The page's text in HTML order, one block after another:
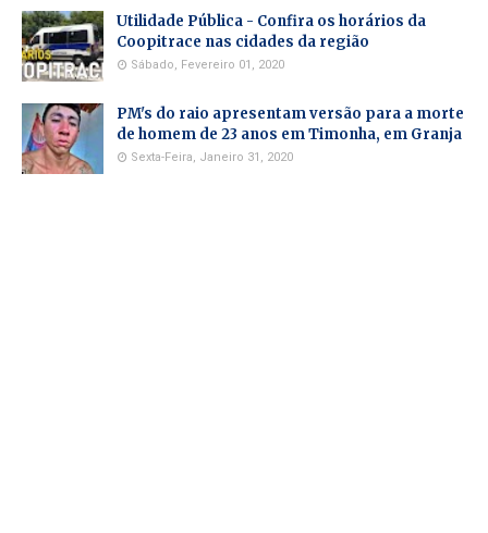
Utilidade Pública - Confira os horários da
Coopitrace nas cidades da região
Sábado, Fevereiro 01, 2020
PM's do raio apresentam versão para a morte
de homem de 23 anos em Timonha, em Granja
Sexta-Feira, Janeiro 31, 2020